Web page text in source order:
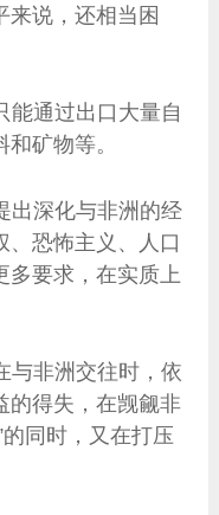
来说，还相当困
能通过出口大量自
矿物等。
出深化与非洲的经
、恐怖主义、人口
多要求，在实质上
与非洲交往时，依
的得失，在觊觎非
同时，又在打压